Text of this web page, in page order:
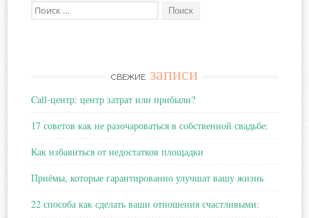
записям
Поиск:
СВЕЖИЕ записи
Call-центр: центр затрат или прибыли?
17 советов как не разочароваться в собственной свадьбе:
Как избавиться от недостатков площадки
Приёмы, которые гарантированно улучшат вашу жизнь
22 способа как сделать ваши отношения счастливыми: